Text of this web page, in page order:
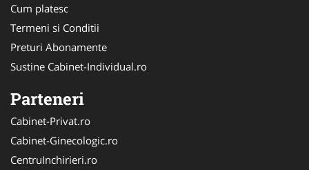
Cum platesc
Termeni si Conditii
Preturi Abonamente
Sustine Cabinet-Individual.ro
Parteneri
Cabinet-Privat.ro
Cabinet-Ginecologic.ro
CentruInchirieri.ro